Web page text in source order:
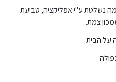
נשלטת ע"י אפליקציה, טביעת
צמת.
על הבית